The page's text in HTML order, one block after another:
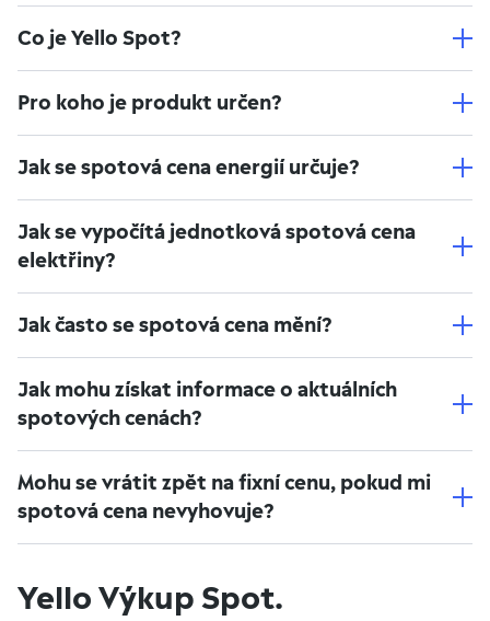
Co je Yello Spot?
Pro koho je produkt určen?
Jak se spotová cena energií určuje?
Jak se vypočítá jednotková spotová cena
elektřiny?
Jak často se spotová cena mění?
Jak mohu získat informace o aktuálních
spotových cenách?
Mohu se vrátit zpět na fixní cenu, pokud mi
spotová cena nevyhovuje?
Yello Výkup Spot.